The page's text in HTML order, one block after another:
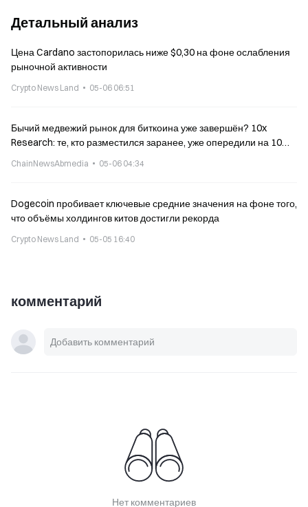
Детальный анализ
Цена Cardano застопорилась ниже $0,30 на фоне ослабления
рыночной активности
Crypto News Land 05-06 06:51
Бычий медвежий рынок для биткоина уже завершён? 10x
Research: те, кто разместился заранее, уже опередили на 10%
ChainNewsAbmedia 05-06 04:34
Dogecoin пробивает ключевые средние значения на фоне того,
что объёмы холдингов китов достигли рекорда
Crypto News Land 05-05 16:40
комментарий
Нет комментариев